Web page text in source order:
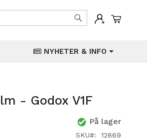
Min
NYHETER & INFO
- Godox V1F
På lager
SKU 12869